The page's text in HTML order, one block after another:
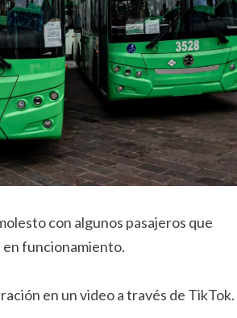
con algunos pasajeros que
en funcionamiento.
en un video a través de TikTok.